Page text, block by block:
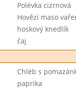
Polévka cizrnová
Hovězí maso
hoskový knedlík
čaj
Chléb s
paprika